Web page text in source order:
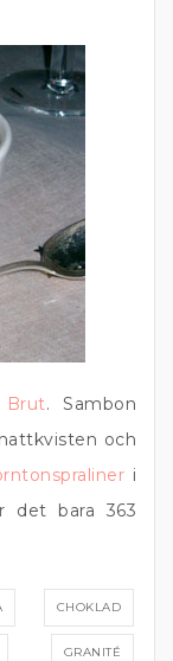
Brut. Sambon
och
i
det bara 363
CHOKLAD
GRANITÉ